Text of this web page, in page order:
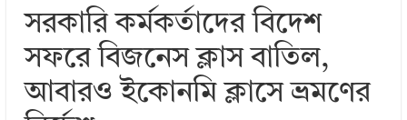
সরকারি কর্মকর্তাদের বিদেশ
সফরে বিজনেস ক্লাস বাতিল,
আবারও ইকোনমি ক্লাসে ভ্রমণের